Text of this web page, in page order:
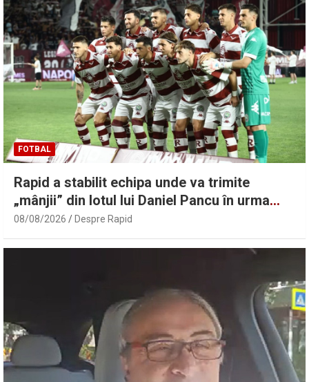
FOTBAL
Rapid a stabilit echipa unde va trimite
„mânjii” din lotul lui Daniel Pancu în urma
deciziei FRF! Ce mai cuprinde colaborarea
08/08/2026 Despre Rapid